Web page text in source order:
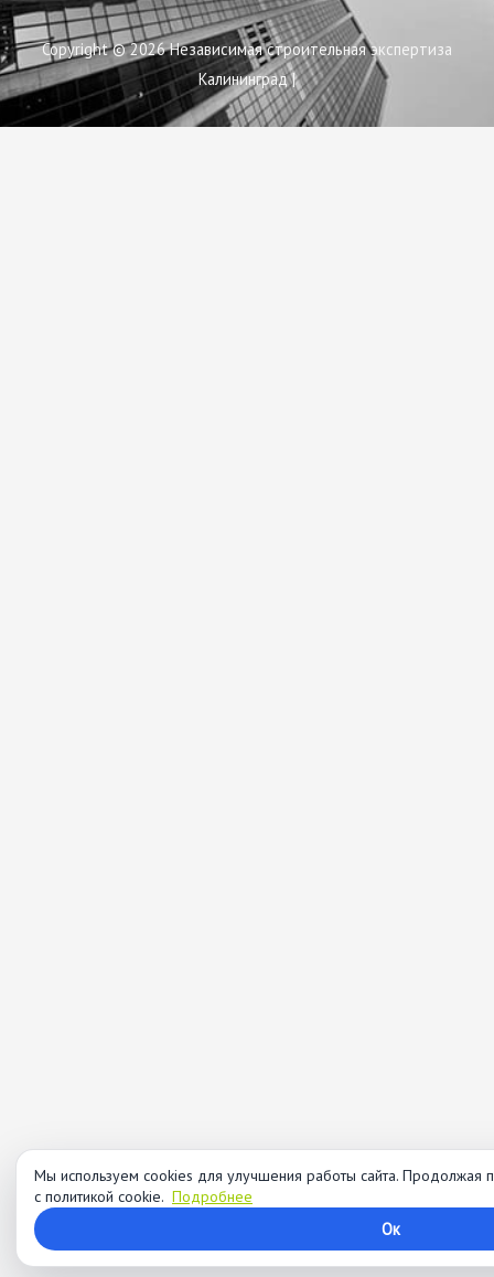
Copyright © 2026Независимая строительная экспертиза
Калининград|
Мы используем cookies для улучшения работы сайта. Продолжая
с политикой cookie. Подробнее
Ок